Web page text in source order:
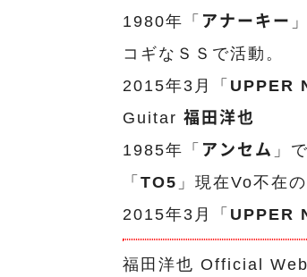
1980年「 アナーキー
コギなＳＳで活動。
2015年3月「 UPPER
Guitar 福田洋也
1985年「 アンセム 」
「 TO5 」現在Vo不在
2015年3月「 UPPER
福田洋也 Official